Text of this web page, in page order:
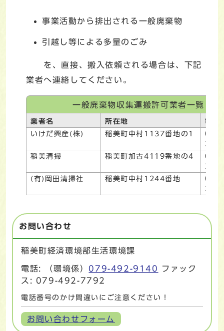
事業活動から排出される一般廃棄物
引越し等による多量のごみ
を、直接、搬入依頼される場合は、下記
業者へ連絡してください。
一般廃棄物収集運搬許可業者一覧
業者名 所在地
電話
いけだ興産(株)
稲美町中村1137番地の1
稲美清掃
稲美町加古4119番地の4
(有)岡田清掃社
稲美町中村1244番地
お問い合わせ
稲美町経済環境部生活環境課
電話: （環境係） 079-492-9140
ファック
ス: 079-492-7792
電話番号のかけ間違いにご注意ください！
お問い合わせフォーム